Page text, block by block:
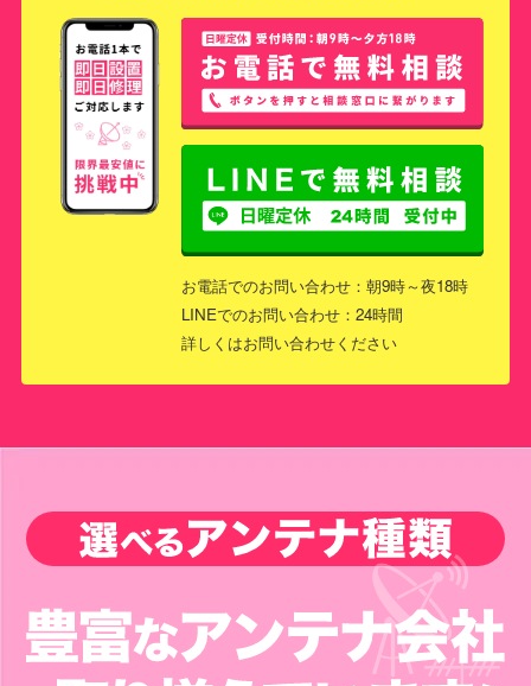
お電話でのお問い合わせ：朝9時～夜18時
LINEでのお問い合わせ：24時間
詳しくはお問い合わせください